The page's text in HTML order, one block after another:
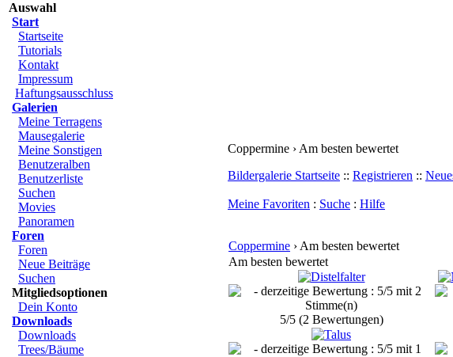
Auswahl
Start
Startseite
Tutorials
Kontakt
Impressum
Haftungsausschluss
Galerien
Meine Terragens
Mausegalerie
Meine Sonstigen
Benutzeralben
Benutzerliste
Suchen
Movies
Panoramen
Foren
Foren
Neue Beiträge
Suchen
Mitgliedsoptionen
Dein Konto
Downloads
Downloads
Trees/Bäume
Coppermine › Am besten bewertet
Bildergalerie Startseite :: Registrieren ::
Meine Favoriten : Suche : Hilfe
Coppermine › Am besten bewertet
Am besten bewertet
5/5 (2 Bewertungen)